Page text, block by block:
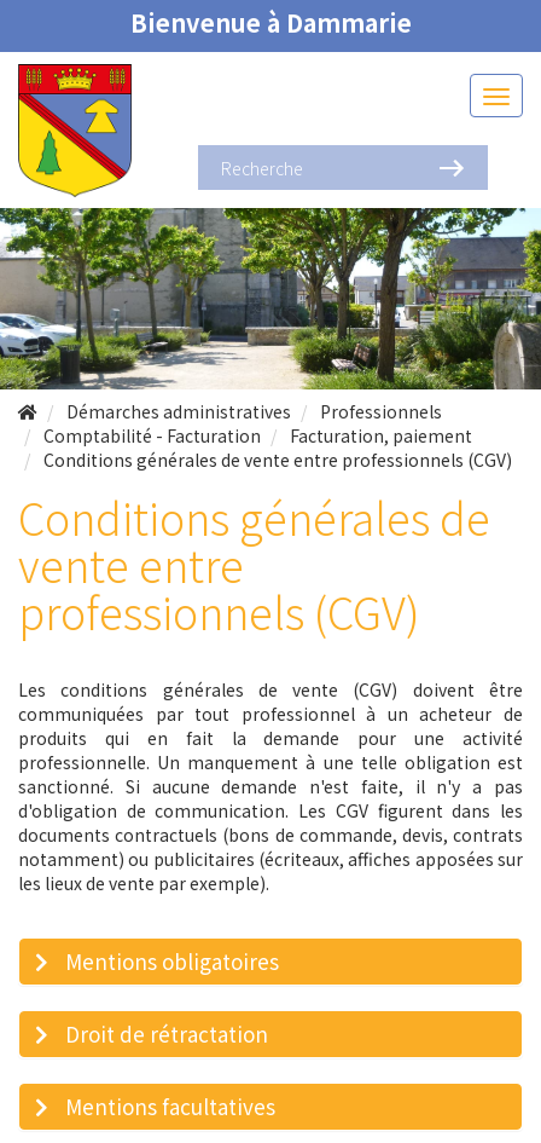
Bienvenue à Dammarie
Démarches administratives
Professionnels
Comptabilité - Facturation
Facturation, paiement
Conditions générales de vente entre professionnels (CGV)
Conditions générales de
vente entre
professionnels (CGV)
Les conditions générales de vente (CGV) doivent être
communiquées par tout professionnel à un acheteur de
produits qui en fait la demande pour une activité
professionnelle. Un manquement à une telle obligation est
sanctionné. Si aucune demande n'est faite, il n'y a pas
d'obligation de communication. Les CGV figurent dans les
documents contractuels (bons de commande, devis, contrats
notamment) ou publicitaires (écriteaux, affiches apposées sur
les lieux de vente par exemple).
Mentions obligatoires
Droit de rétractation
Mentions facultatives